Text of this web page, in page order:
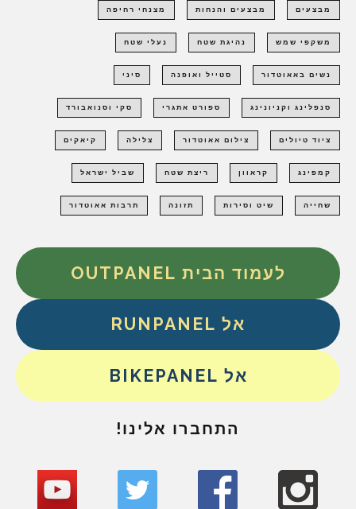
מבצעים מבצעים והנחות מצנחי רחיפה
משקפי שמש נהיגת שטח נעלי שטח
נשים באאוטדור סטייל ואופנה סיני
סנפלינג וקניונינג ספורט אתגרי סקי וסנואבורד
ציוד טיולים צילום אאוטדור צלילה קיאקים
קמפינג קראוון ריצת שטח שביל ישראל
שחייה שיט וסירות תזונה תרבות אאוטדור
לעמוד הבית OUTPANEL
אל RUNPANEL
אל BIKEPANEL
התחברו אלינו!